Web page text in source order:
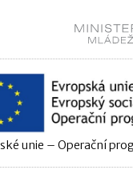
unie – Operační